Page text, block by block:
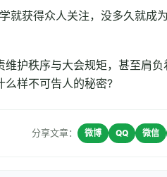
就获得众人关注，没多久就成
护秩序与大会规矩，甚至肩负
么样不可告人的秘密?
分享文章： 微博 QQ 微信